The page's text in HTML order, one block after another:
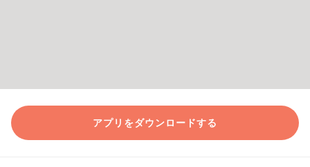
アプリをダウンロードする